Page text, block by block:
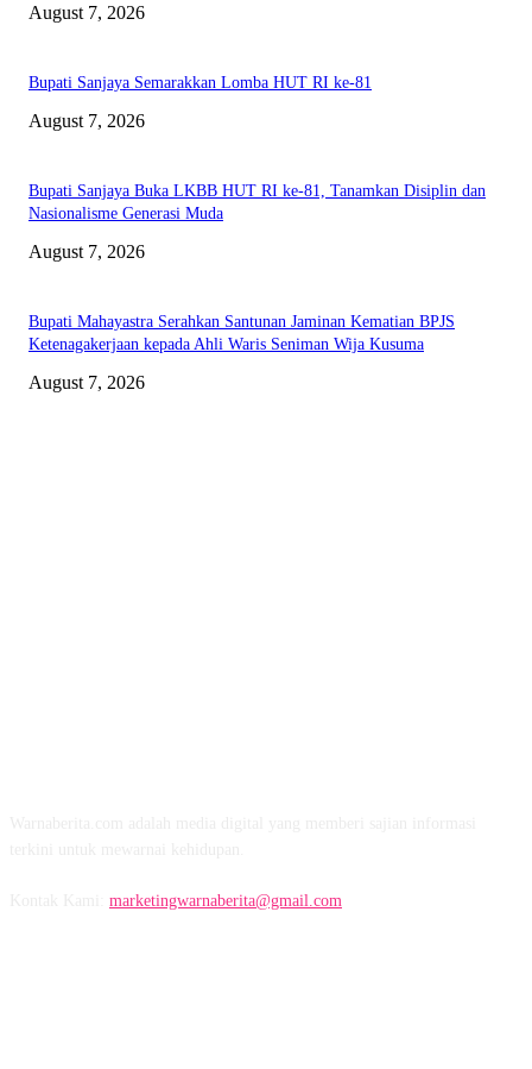
August 7, 2026
Bupati Sanjaya Semarakkan Lomba HUT RI ke-81
August 7, 2026
Bupati Sanjaya Buka LKBB HUT RI ke-81, Tanamkan Disiplin dan
Nasionalisme Generasi Muda
August 7, 2026
Bupati Mahayastra Serahkan Santunan Jaminan Kematian BPJS
Ketenagakerjaan kepada Ahli Waris Seniman Wija Kusuma
August 7, 2026
marketingwarnaberita@gmail.com